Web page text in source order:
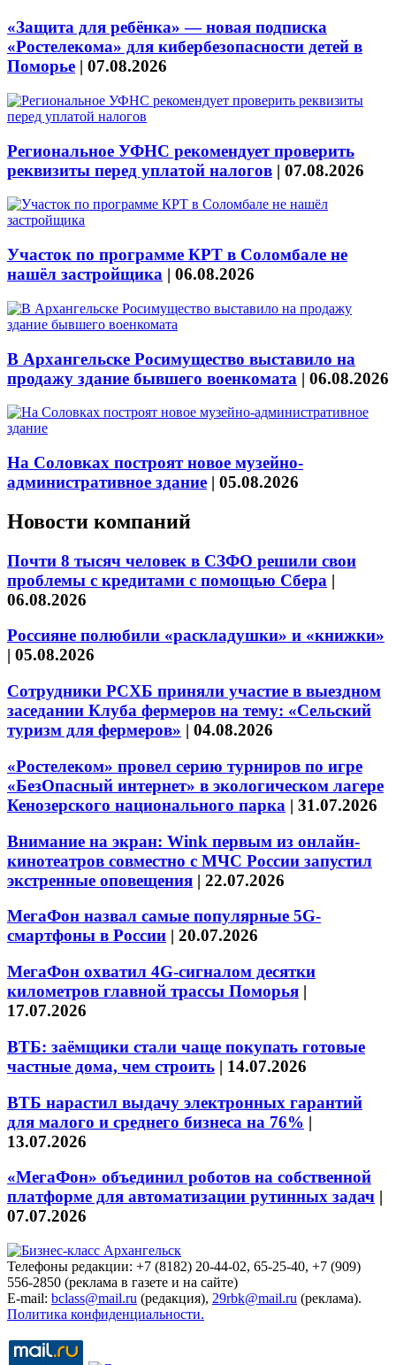
«Защита для ребёнка» — новая подписка
«Ростелекома» для кибербезопасности детей в
Поморье | 07.08.2026
Региональное УФНС рекомендует проверить
реквизиты перед уплатой налогов | 07.08.2026
Участок по программе КРТ в Соломбале не
нашёл застройщика | 06.08.2026
В Архангельске Росимущество выставило на
продажу здание бывшего военкомата | 06.08.2026
На Соловках построят новое музейно-
административное здание | 05.08.2026
Новости компаний
Почти 8 тысяч человек в СЗФО решили свои
проблемы с кредитами с помощью Сбера |
06.08.2026
Россияне полюбили «раскладушки» и «книжки»
| 05.08.2026
Сотрудники РСХБ приняли участие в выездном
заседании Клуба фермеров на тему: «Сельский
туризм для фермеров» | 04.08.2026
«Ростелеком» провел серию турниров по игре
«БезОпасный интернет» в экологическом лагере
Кенозерского национального парка | 31.07.2026
Внимание на экран: Wink первым из онлайн-
кинотеатров совместно с МЧС России запустил
экстренные оповещения | 22.07.2026
МегаФон назвал самые популярные 5G-
смартфоны в России | 20.07.2026
МегаФон охватил 4G-сигналом десятки
километров главной трассы Поморья |
17.07.2026
ВТБ: заёмщики стали чаще покупать готовые
частные дома, чем строить | 14.07.2026
ВТБ нарастил выдачу электронных гарантий
для малого и среднего бизнеса на 76% |
13.07.2026
«МегаФон» объединил роботов на собственной
платформе для автоматизации рутинных задач |
07.07.2026
Телефоны редакции: +7 (8182) 20-44-02, 65-25-40, +7 (909)
556-2850 (реклама в газете и на сайте)
E-mail: bclass@mail.ru (редакция), 29rbk@mail.ru (реклама).
Политика конфиденциальности.